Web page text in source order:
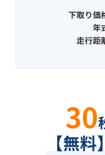
下取り価
年
走行距
30
【無